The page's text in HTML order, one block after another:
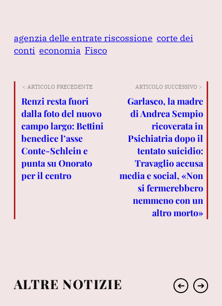
agenzia delle entrate riscossione corte dei
conti economia Fisco
< ARTICOLO PRECEDENTE
Renzi resta fuori
dalla foto del nuovo
campo largo: Bettini
benedice l’asse
Conte-Schlein e
punta su Onorato
per il centro
ARTICOLO SUCCESSIVO >
Garlasco, la madre
di Andrea Sempio
ricoverata in
Psichiatria dopo il
tentato suicidio:
Travaglio accusa
media e social, «Non
si fermerebbero
nemmeno con un
altro morto»
ALTRE NOTIZIE ➔ ➔